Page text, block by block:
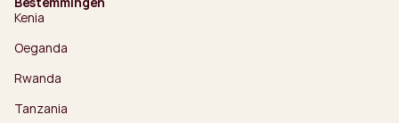
Kenia
Oeganda
Rwanda
Tanzania